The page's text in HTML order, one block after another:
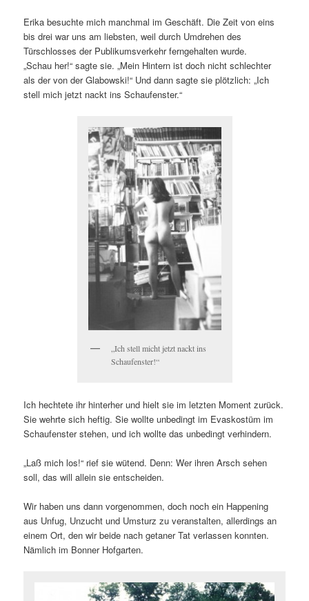
Erika besuchte mich manchmal im Geschäft. Die Zeit von eins
bis drei war uns am liebsten, weil durch Umdrehen des
Türschlosses der Publikumsverkehr ferngehalten wurde.
„Schau her!“ sagte sie. „Mein Hintern ist doch nicht schlechter
als der von der Glabowski!“ Und dann sagte sie plötzlich: „Ich
stell mich jetzt nackt ins Schaufenster.“
„Ich stell micht jetzt nackt ins
Schaufenster!“
Ich hechtete ihr hinterher und hielt sie im letzten Moment zurück.
Sie wehrte sich heftig. Sie wollte unbedingt im Evaskostüm im
Schaufenster stehen, und ich wollte das unbedingt verhindern.
„Laß mich los!“ rief sie wütend. Denn: Wer ihren Arsch sehen
soll, das will allein sie entscheiden.
Wir haben uns dann vorgenommen, doch noch ein Happening
aus Unfug, Unzucht und Umsturz zu veranstalten, allerdings an
einem Ort, den wir beide nach getaner Tat verlassen konnten.
Nämlich im Bonner Hofgarten.